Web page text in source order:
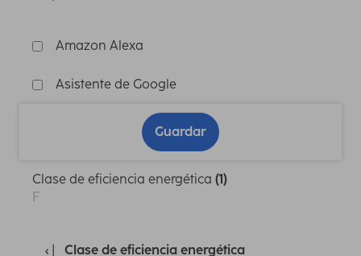
Amazon Alexa
Asistente de Google
Guardar
Clase de eficiencia energética (1)
F
Clase de eficiencia energética